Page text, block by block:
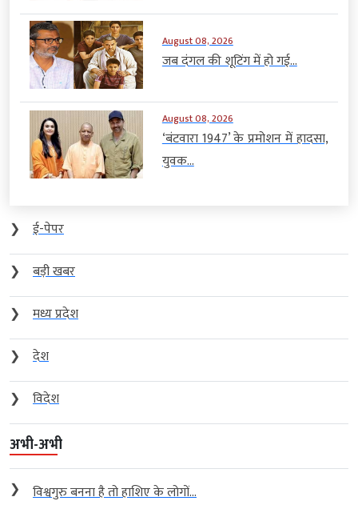
August 08, 2026
जब दंगल की शूटिंग में हो गई...
August 08, 2026
‘बंटवारा 1947’ के प्रमोशन में हादसा,
युवक...
❯
ई-पेपर
❯
बड़ी खबर
❯
मध्य प्रदेश
❯
देश
❯
विदेश
अभी-अभी
❯ विश्वगुरु बनना है तो हाशिए के लोगों...